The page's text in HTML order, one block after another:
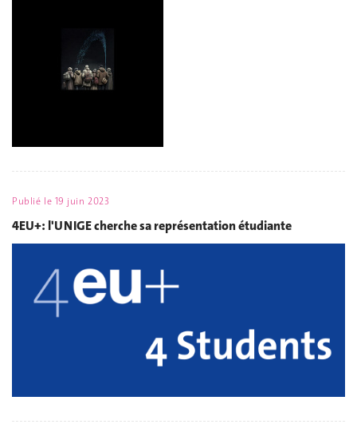
Publié le 19 juin 2023
4EU+: l'UNIGE cherche sa représentation étudiante